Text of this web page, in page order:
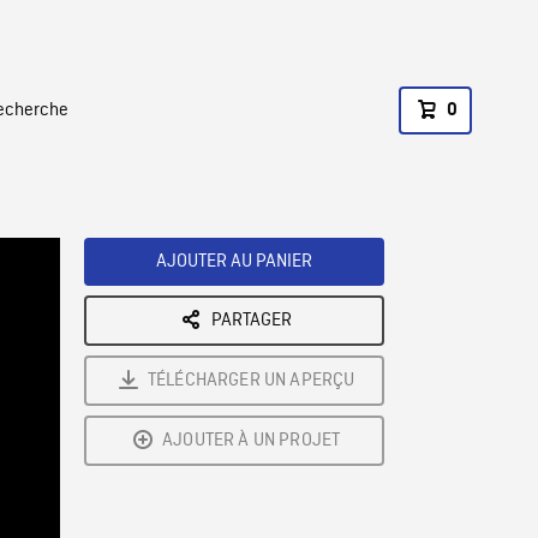
0
AJOUTER AU PANIER
PARTAGER
TÉLÉCHARGER UN APERÇU
AJOUTER À UN PROJET